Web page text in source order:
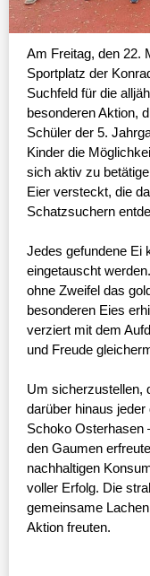
Am Freitag, den 22.
Sportplatz der
Suchfeld für die
besonderen Aktion,
Schüler der 5.
Kinder die
sich aktiv zu
Eier versteckt, die
Schatzsuchern
Jedes gefundene Ei
eingetauscht
ohne Zweifel das
besonderen Eies
verziert mit dem
und Freude
Um sicherzustellen,
darüber hinaus
Schoko Osterhasen
den Gaumen
nachhaltigen
voller Erfolg. Die
gemeinsame
Aktion freuten.